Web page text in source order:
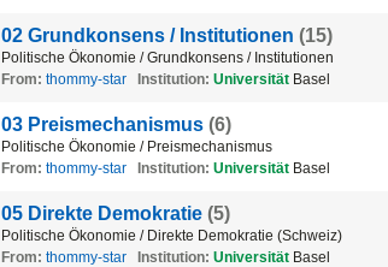
02 Grundkonsens / Institutionen (15)
Politische Ökonomie / Grundkonsens / Institutionen
From: thommy-star Institution: Universität Basel
03 Preismechanismus (6)
Politische Ökonomie / Preismechanismus
From: thommy-star Institution: Universität Basel
05 Direkte Demokratie (5)
Politische Ökonomie / Direkte Demokratie (Schweiz)
From: thommy-star Institution: Universität Basel